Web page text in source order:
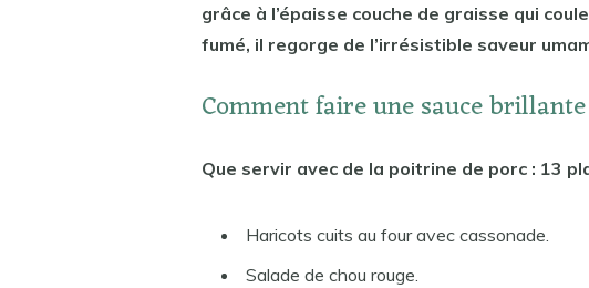
grâce à l’épaisse couche de graisse qui
fumé, il regorge de l’irrésistible saveur
Comment faire une sauce
Que servir avec de la poitrine de porc : 13
Haricots cuits au four avec cassonade.
Salade de chou rouge.